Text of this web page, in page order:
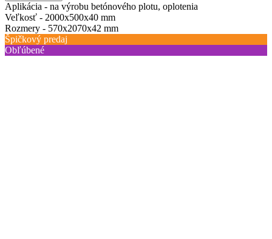
Aplikácia - na výrobu betónového plotu, oplotenia
Veľkosť - 2000х500х40 mm
Rozmery - 570х2070х42 mm
Špičkový predaj
Obľúbené